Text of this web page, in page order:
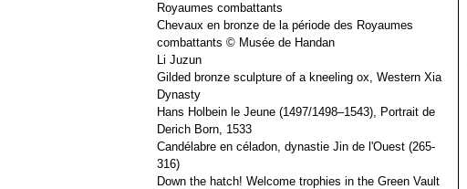
Royaumes combattants
Chevaux en bronze de la période des Royaumes
combattants © Musée de Handan
Li Juzun
Gilded bronze sculpture of a kneeling ox, Western Xia
Dynasty
Hans Holbein le Jeune (1497/1498–1543), Portrait de
Derich Born, 1533
Candélabre en céladon, dynastie Jin de l'Ouest (265-
316)
Down the hatch! Welcome trophies in the Green Vault